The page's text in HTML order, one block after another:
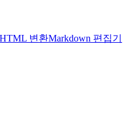
변환Markdown 편집기